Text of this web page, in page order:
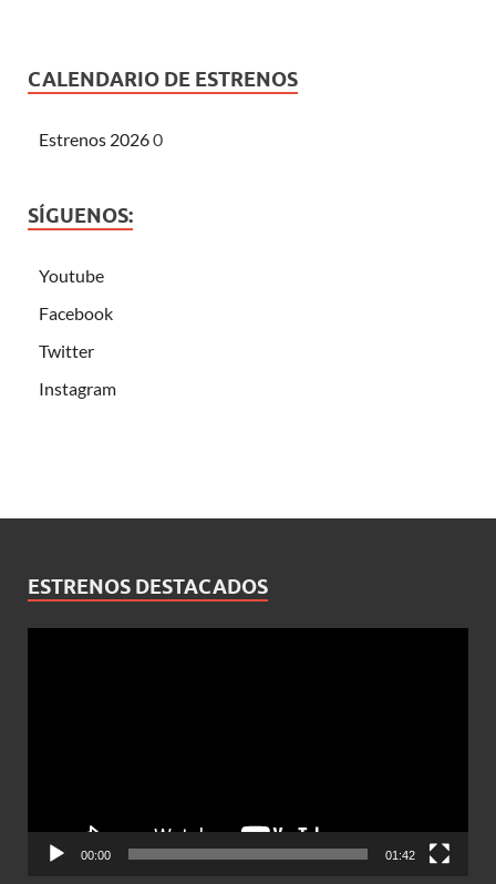
CALENDARIO DE ESTRENOS
Estrenos 20260
SÍGUENOS:
Youtube
Facebook
Twitter
Instagram
ESTRENOS DESTACADOS
00:00 01:42